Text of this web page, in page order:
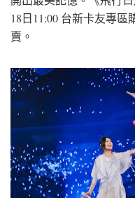
18日11:00 台新卡友專區
賣。